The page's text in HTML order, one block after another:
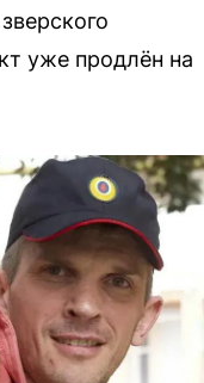
уже продлён на